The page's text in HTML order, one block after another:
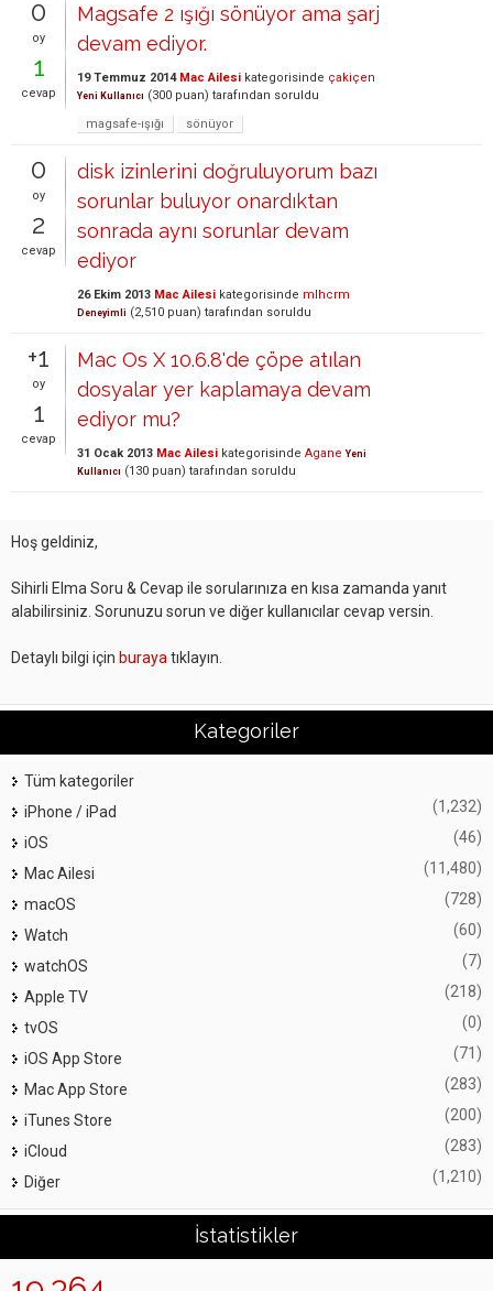
0
oy
1
cevap
Magsafe 2 ışığı sönüyor ama şarj
devam ediyor.
19 Temmuz 2014 Mac Ailesi kategorisinde çakiçen
Yeni Kullanıcı (300 puan) tarafından soruldu
magsafe-ışığı
sönüyor
0
oy
2
cevap
disk izinlerini doğruluyorum bazı
sorunlar buluyor onardıktan
sonrada aynı sorunlar devam
ediyor
26 Ekim 2013 Mac Ailesi kategorisinde mlhcrm
Deneyimli (2,510 puan) tarafından soruldu
+1
oy
1
cevap
Mac Os X 10.6.8'de çöpe atılan
dosyalar yer kaplamaya devam
ediyor mu?
31 Ocak 2013 Mac Ailesi kategorisinde Agane Yeni
Kullanıcı (130 puan) tarafından soruldu
Hoş geldiniz,
Sihirli Elma Soru & Cevap ile sorularınıza en kısa zamanda yanıt
alabilirsiniz. Sorunuzu sorun ve diğer kullanıcılar cevap versin.
Detaylı bilgi için buraya tıklayın.
Kategoriler
Tüm kategoriler
iPhone / iPad
(1,232)
iOS (46)
Mac Ailesi (11,480)
macOS (728)
Watch (60)
watchOS (7)
Apple TV (218)
tvOS (0)
iOS App Store (71)
Mac App Store (283)
iTunes Store (200)
iCloud (283)
Diğer (1,210)
İstatistikler